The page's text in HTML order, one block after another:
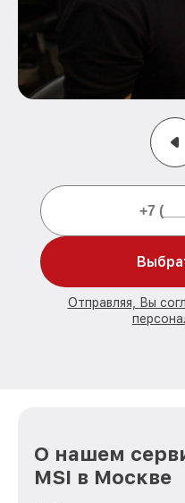
Отправляя, Вы
О нашем
MSI в Москве